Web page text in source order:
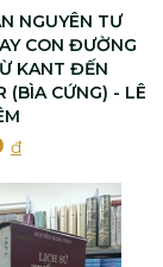
NGUYÊN TƯ
CON ĐƯỜNG
KANT ĐẾN
(BÌA CỨNG) - LÊ
đ